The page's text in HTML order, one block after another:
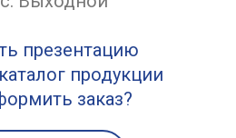
презентацию
продукции
заказ?